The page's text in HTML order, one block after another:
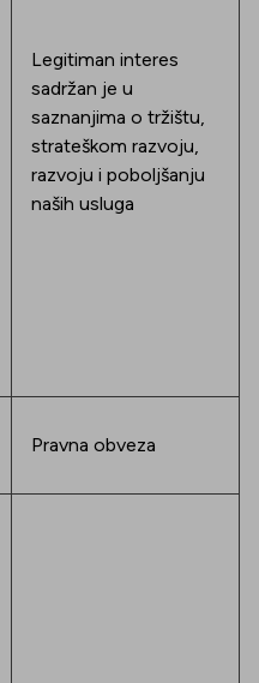
Legitiman interes
sadržan je u
saznanjima o tržištu,
strateškom razvoju,
razvoju i poboljšanju
naših usluga
Pravna obveza